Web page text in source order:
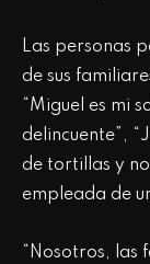
Las personas
de sus
“Miguel es mi
delincuente”,
de tortillas y no
empleada de
“Nosotros,